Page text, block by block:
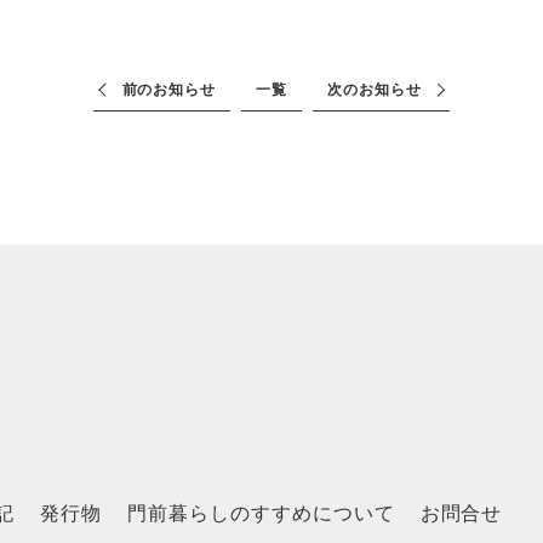
前のお知らせ 一覧 次のお知らせ
発行物 門前暮らしのすすめについて お問合せ